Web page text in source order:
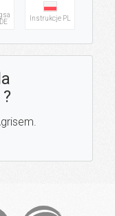
Instrukcje PL